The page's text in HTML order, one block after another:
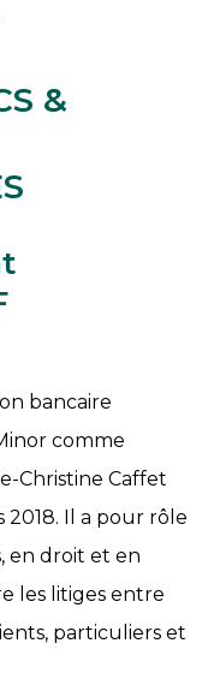
&
bancaire
comme
Christine Caffet
Il a pour rôle
en droit et en
les litiges entre
particuliers et